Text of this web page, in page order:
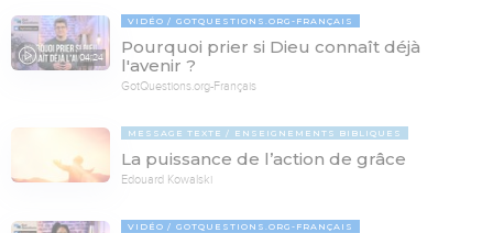
04:24
VIDÉO GOTQUESTIONS.ORG-FRANÇAIS
Pourquoi prier si Dieu connaît déjà
l'avenir ?
GotQuestions.org-Français
MESSAGE TEXTE ENSEIGNEMENTS BIBLIQUES
La puissance de l’action de grâce
Edouard Kowalski
VIDÉO GOTQUESTIONS.ORG-FRANÇAIS